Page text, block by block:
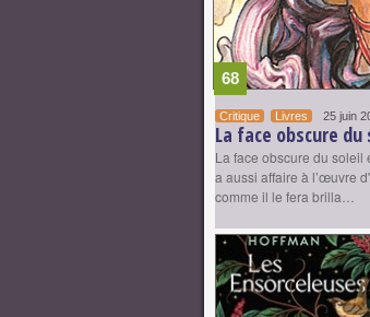
68
Critique Livres 25 juin
La face obscure du
La face obscure du soleil
a aussi affaire à l’œuvre
comme il le fera brilla…